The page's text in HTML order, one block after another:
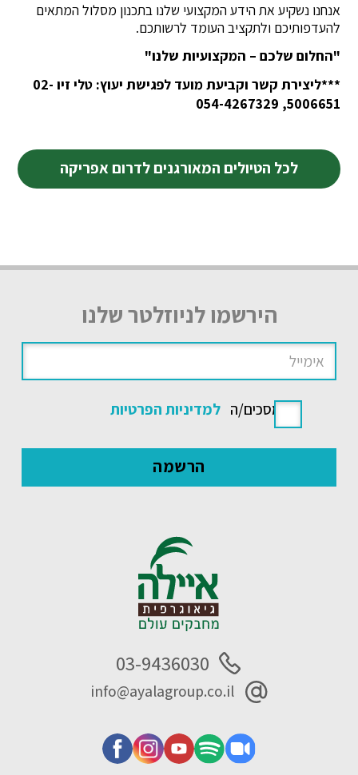
אנחנו נשקיע את הידע המקצועי שלנו בתכנון מסלול המתאים
להעדפותיכם ולתקציב העומד לרשותכם.
"החלום שלכם – המקצועיות שלנו"
***ליצירת קשר וקביעת מועד לפגישת יעוץ: טלי זיו 02-
5006651, 054-4267329
לכל הטיולים המאורגנים לדרום אפריקה
הירשמו לניוזלטר שלנו
אני מסכים/ה למדיניות הפרטיות
03-9436030
info@ayalagroup.co.il